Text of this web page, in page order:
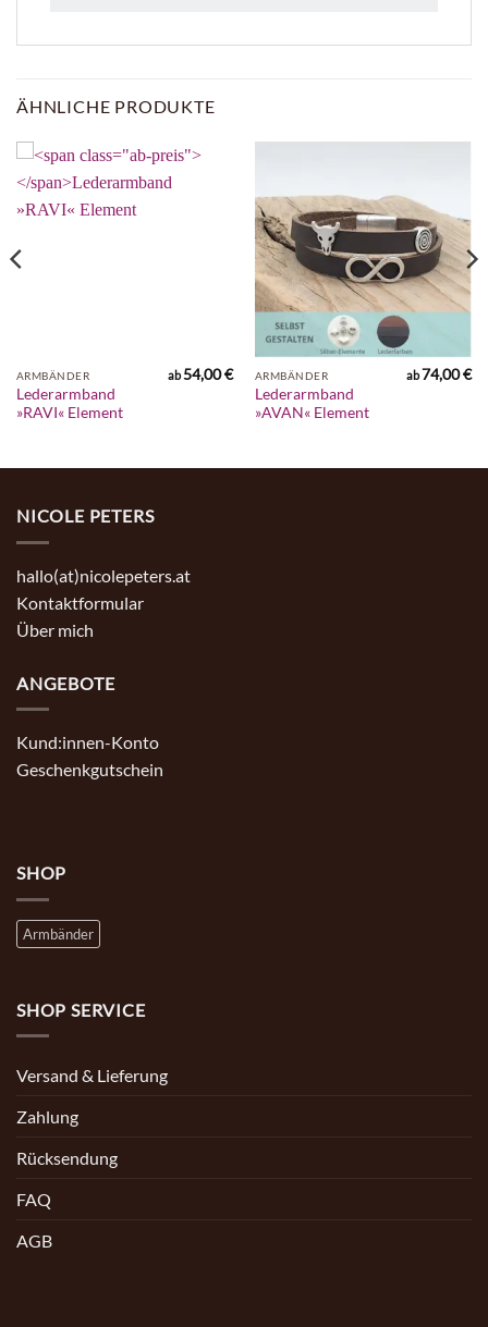
ÄHNLICHE PRODUKTE
ARMBÄNDER
Lederarmband
»RAVI« Element
ab54,00€ ARMBÄNDER
Lederarmband
»AVAN« Element
ab74,00€
NICOLE PETERS
hallo(at)nicolepeters.at
Kontaktformular
Über mich
ANGEBOTE
Kund:innen-Konto
Geschenkgutschein
SHOP
Armbänder
SHOP SERVICE
Versand & Lieferung
Zahlung
Rücksendung
FAQ
AGB